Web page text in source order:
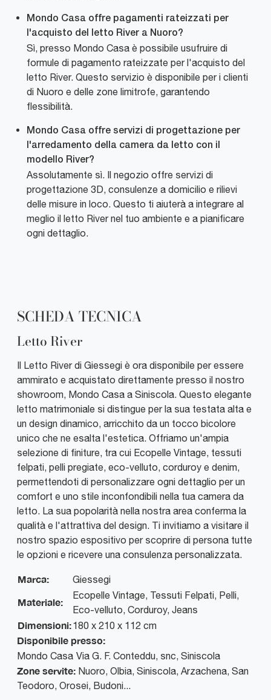
Mondo Casa offre pagamenti rateizzati per
l'acquisto del letto River a Nuoro?
Sì, presso Mondo Casa è possibile usufruire di
formule di pagamento rateizzate per l'acquisto del
letto River. Questo servizio è disponibile per i clienti
di Nuoro e delle zone limitrofe, garantendo
flessibilità.
Mondo Casa offre servizi di progettazione per
l'arredamento della camera da letto con il
modello River?
Assolutamente sì. Il negozio offre servizi di
progettazione 3D, consulenze a domicilio e rilievi
delle misure in loco. Questo ti aiuterà a integrare al
meglio il letto River nel tuo ambiente e a pianificare
ogni dettaglio.
SCHEDA TECNICA
Letto River
Il Letto River di Giessegi è ora disponibile per essere
ammirato e acquistato direttamente presso il nostro
showroom, Mondo Casa a Siniscola. Questo elegante
letto matrimoniale si distingue per la sua testata alta e
un design dinamico, arricchito da un tocco bicolore
unico che ne esalta l'estetica. Offriamo un'ampia
selezione di finiture, tra cui Ecopelle Vintage, tessuti
felpati, pelli pregiate, eco-velluto, corduroy e denim,
permettendoti di personalizzare ogni dettaglio per un
comfort e uno stile inconfondibili nella tua camera da
letto. La sua popolarità nella nostra area conferma la
qualità e l'attrattiva del design. Ti invitiamo a visitare il
nostro spazio espositivo per scoprire di persona tutte
le opzioni e ricevere una consulenza personalizzata.
Marca: Giessegi
Materiale:
Ecopelle Vintage, Tessuti Felpati, Pelli,
Eco-velluto, Corduroy, Jeans
Dimensioni:180 x 210 x 112 cm
Disponibile presso:
Mondo Casa Via G. F. Conteddu, snc, Siniscola
Zone servite: Nuoro, Olbia, Siniscola, Arzachena, San
Teodoro, Orosei, Budoni...